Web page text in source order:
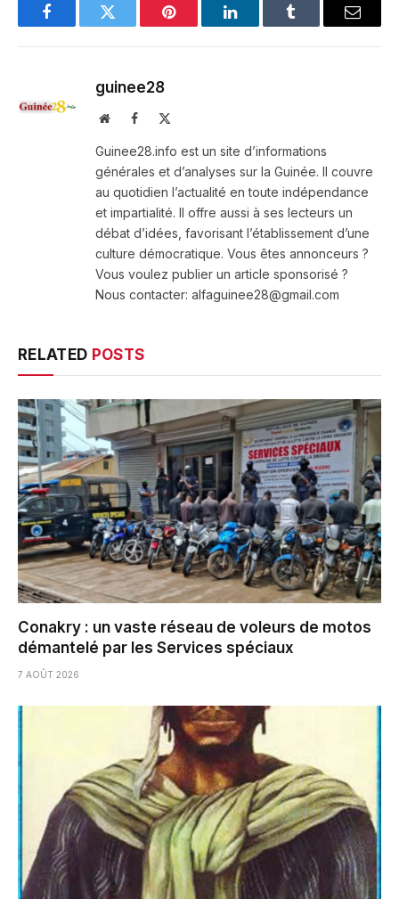
FacebookTwitter Pinterest LinkedInTumblr Email
guinee28
WebsiteFacebook
Guinee28.info est un site d’informations
générales et d’analyses sur la Guinée. Il couvre
au quotidien l’actualité en toute indépendance
et impartialité. Il offre aussi à ses lecteurs un
débat d’idées, favorisant l’établissement d’une
culture démocratique. Vous êtes annonceurs ?
Vous voulez publier un article sponsorisé ?
Nous contacter: alfaguinee28@gmail.com
RELATED POSTS
Conakry : un vaste réseau de voleurs de motos
démantelé par les Services spéciaux
7 AOÛT 2026